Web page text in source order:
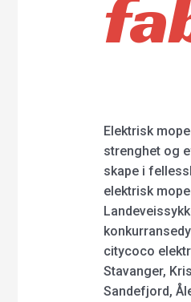
Elektrisk
strenghet og
skape i
elektrisk
citycoco
Stavanger,
Sandefjord,